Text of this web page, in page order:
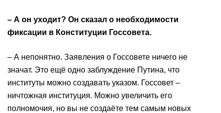
– А он уходит? Он сказал о необходимости
фиксации в Конституции Госсовета.
– А непонятно. Заявления о Госсовете ничего не
значат. Это ещё одно заблуждение Путина, что
институты можно создавать указом. Госсовет –
ничтожная институция. Можно увеличить его
полномочия, но вы не создаёте тем самым новых